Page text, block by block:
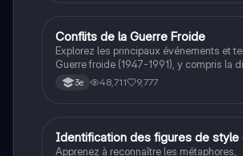
Histoire
Conflits de la Guerre Froide
Explorez les principaux événements et
Guerre froide (1947-1991), y compris la
l'Allemagne, la crise de Cuba, la guerre
la course à l'espace. Cette fiche de
historique.
3e 48,711 9,777
IFrançais
Identification des figures de style
Apprenez à reconnaître les métaphores,